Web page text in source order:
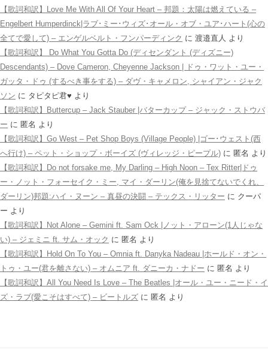
【歌詞和訳】Love Me With All Of Your Heart – 邦題：太陽は燃えている –
Engelbert Humperdinck|ラブ･ミー･ウィズ･オール・オブ・ユア･ハート(心の
全てで愛して) – エンゲルベルト・フンパーディンク に 渡邉直人 より
【歌詞和訳】 Do What You Gotta Do (ディセンダント (ディズニー)
Descendants) – Dove Cameron, Cheyenne Jackson | ドゥ・ワット・ユー・
ガッタ・ドゥ (するべき事をする) – ダヴ・キャメロン, シャイアン・ジャク
ソン に タピタピ君♥️ より
【歌詞和訳】Buttercup – Jack Stauber |バターカップ – ジャック・ストウバ
ー に 匿名 より
【歌詞和訳】Go West – Pet Shop Boys (Village People) |ゴー･ウェスト(西
へ行け) – ペット・ショップ・ボーイズ (ヴィレッジ・ピープル) に 匿名 より
【歌詞和訳】Do not forsake me, My Darling – High Noon – Tex Ritter|ドゥ
ー・ノット・フォーセイク・ミー, マイ・ダーリン(俺を見捨てないでくれ、
ダーリン)邦題:ハイ・ヌーン – 真昼の決闘 – テックス・リッター に クーパ
ー より
【歌詞和訳】Not Alone – Gemini ft. Sam Ock |ノット・アローン(1人じゃな
い) – ジェミニ ft. サム・オック に 匿名 より
【歌詞和訳】Hold On To You – Omnia ft. Danyka Nadeau |ホールド・オン・
トゥ・ユー(君を離さない) – オムニア ft. ダニーカ・ナドー に 匿名 より
【歌詞和訳】All You Need Is Love – The Beatles |オール・ユー・ニード・イ
ズ・ラブ(愛こそはすべて) – ビートルズ に 匿名 より